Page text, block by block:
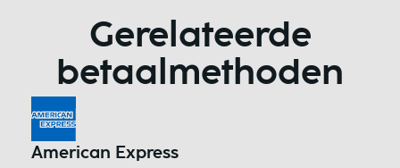
Gerelateerde
betaalmethoden
American Express